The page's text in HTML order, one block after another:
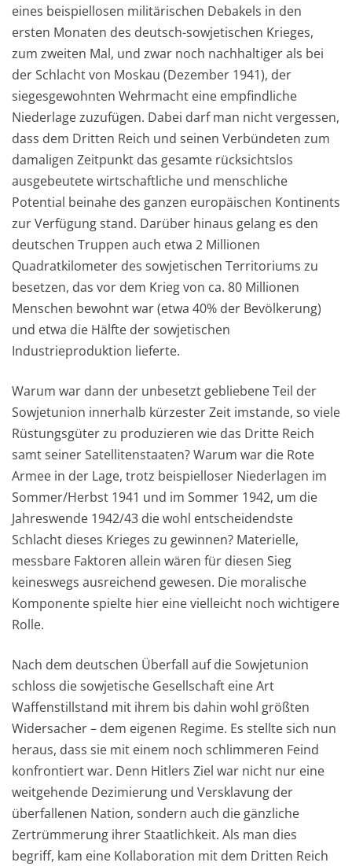
eines beispiellosen militärischen Debakels in den
ersten Monaten des deutsch-sowjetischen Krieges,
zum zweiten Mal, und zwar noch nachhaltiger als bei
der Schlacht von Moskau (Dezember 1941), der
siegesgewohnten Wehrmacht eine empfindliche
Niederlage zuzufügen. Dabei darf man nicht vergessen,
dass dem Dritten Reich und seinen Verbündeten zum
damaligen Zeitpunkt das gesamte rücksichtslos
ausgebeutete wirtschaftliche und menschliche
Potential beinahe des ganzen europäischen Kontinents
zur Verfügung stand. Darüber hinaus gelang es den
deutschen Truppen auch etwa 2 Millionen
Quadratkilometer des sowjetischen Territoriums zu
besetzen, das vor dem Krieg von ca. 80 Millionen
Menschen bewohnt war (etwa 40% der Bevölkerung)
und etwa die Hälfte der sowjetischen
Industrieproduktion lieferte.
Warum war dann der unbesetzt gebliebene Teil der
Sowjetunion innerhalb kürzester Zeit imstande, so viele
Rüstungsgüter zu produzieren wie das Dritte Reich
samt seiner Satellitenstaaten? Warum war die Rote
Armee in der Lage, trotz beispielloser Niederlagen im
Sommer/Herbst 1941 und im Sommer 1942, um die
Jahreswende 1942/43 die wohl entscheidendste
Schlacht dieses Krieges zu gewinnen? Materielle,
messbare Faktoren allein wären für diesen Sieg
keineswegs ausreichend gewesen. Die moralische
Komponente spielte hier eine vielleicht noch wichtigere
Rolle.
Nach dem deutschen Überfall auf die Sowjetunion
schloss die sowjetische Gesellschaft eine Art
Waffenstillstand mit ihrem bis dahin wohl größten
Widersacher – dem eigenen Regime. Es stellte sich nun
heraus, dass sie mit einem noch schlimmeren Feind
konfrontiert war. Denn Hitlers Ziel war nicht nur eine
weitgehende Dezimierung und Versklavung der
überfallenen Nation, sondern auch die gänzliche
Zertrümmerung ihrer Staatlichkeit. Als man dies
begriff, kam eine Kollaboration mit dem Dritten Reich